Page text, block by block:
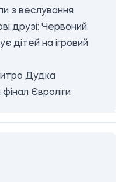
з веслування
друзі: Червоний
дітей на ігровий
Дудка
Євроліги